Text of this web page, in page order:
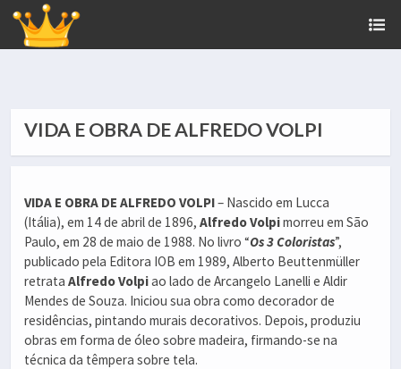
VIDA E OBRA DE ALFREDO VOLPI
VIDA E OBRA DE ALFREDO VOLPI– Nascido em Lucca
(Itália), em 14 de abril de 1896, Alfredo Volpimorreu em São
Paulo, em 28 de maio de 1988. No livro “Os 3 Coloristas”,
publicado pela Editora IOB em 1989, Alberto Beuttenmüller
retrata Alfredo Volpiao lado de Arcangelo Lanelli e Aldir
Mendes de Souza. Iniciou sua obra como decorador de
residências, pintando murais decorativos. Depois, produziu
obras em forma de óleo sobre madeira, firmando-se na
técnica da têmpera sobre tela.